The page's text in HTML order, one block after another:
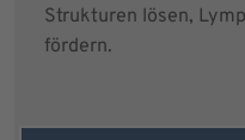
Strukturen lösen,
fördern.